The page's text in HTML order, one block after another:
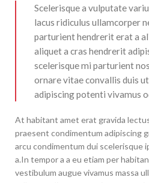
Scelerisque a vulputate
lacus ridiculus ullamcorper
parturient hendrerit erat a
aliquet a cras hendrerit
scelerisque mi parturient
ornare vitae convallis duis
adipiscing potenti vivamus
At habitant amet erat gravida
praesent condimentum adipiscing
arcu condimentum dui scelerisque
a.In tempor a a eu etiam per
vestibulum augue vivamus massa